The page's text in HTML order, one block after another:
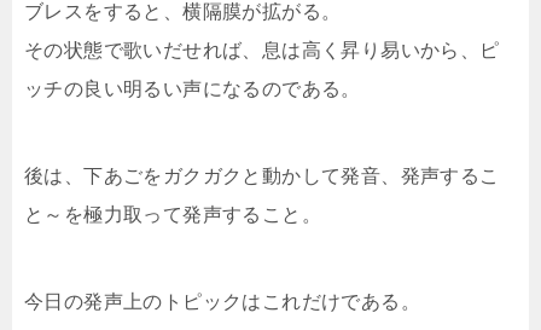
ブレスをすると、横隔膜が拡がる。
その状態で歌いだせれば、息は高く昇り易いから、ピ
ッチの良い明るい声になるのである。
後は、下あごをガクガクと動かして発音、発声するこ
と～を極力取って発声すること。
今日の発声上のトピックはこれだけである。